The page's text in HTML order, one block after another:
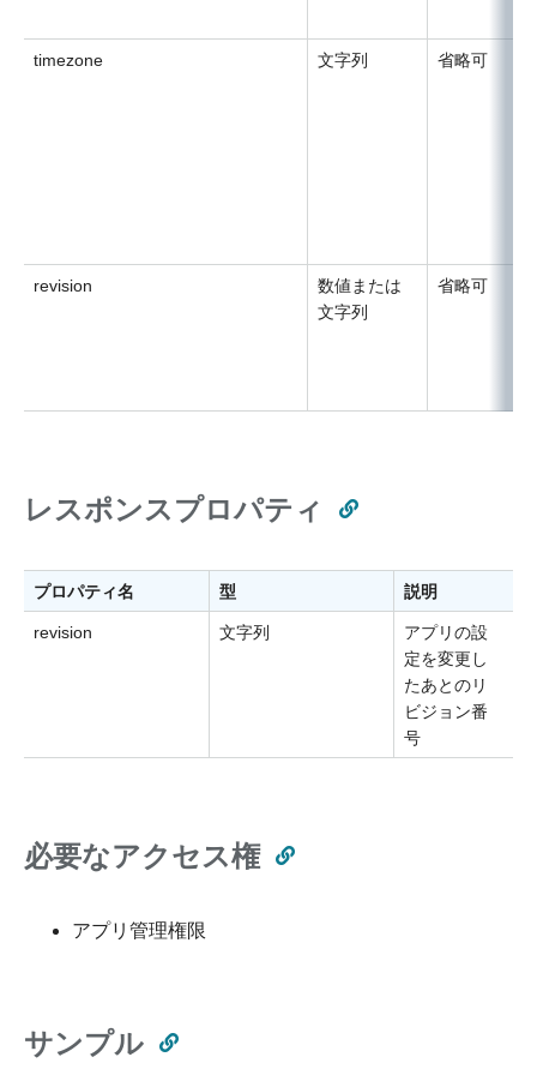
timezone 文字列 省略可
revision
数値または
文字列
省略可
レスポンスプロパティ
プロパティ名 型 説明
revision 文字列
アプリの設
定を変更し
たあとのリ
ビジョン番
号
必要なアクセス権
アプリ管理権限
サンプル